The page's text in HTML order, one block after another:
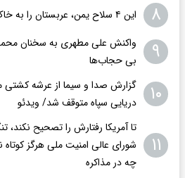
۸ این ۴ سلاح یمن، عربستان را به خاک و خون می کشد
۹
واکنش علی مطهری به سخنان
بی حجاب‌ها
۱۰
گزارش صدا و سیما از عرشه
دریایی سپاه متوقف شد/ ویدئو
۱۱
تا آمریکا رفتارش را تصحیح نکند،
شورای عالی امنیت ملی هرگز
چه در مذاکره